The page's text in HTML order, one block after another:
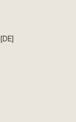
[DE]